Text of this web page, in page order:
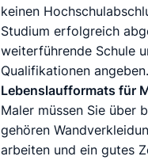
keinen
Studium erfolgreich
weiterführende Schule
Qualifikationen
Lebenslaufformats für
Maler müssen Sie über
gehören
arbeiten und ein gutes